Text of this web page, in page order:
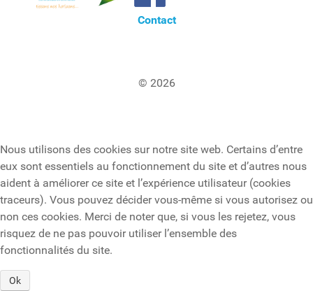
Contact
© 2026
Nous utilisons des cookies sur notre site web. Certains d’entre
eux sont essentiels au fonctionnement du site et d’autres nous
aident à améliorer ce site et l’expérience utilisateur (cookies
traceurs). Vous pouvez décider vous-même si vous autorisez ou
non ces cookies. Merci de noter que, si vous les rejetez, vous
risquez de ne pas pouvoir utiliser l’ensemble des
fonctionnalités du site.
Ok